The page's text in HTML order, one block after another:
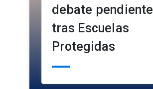
debate pendiente
tras Escuelas
Protegidas